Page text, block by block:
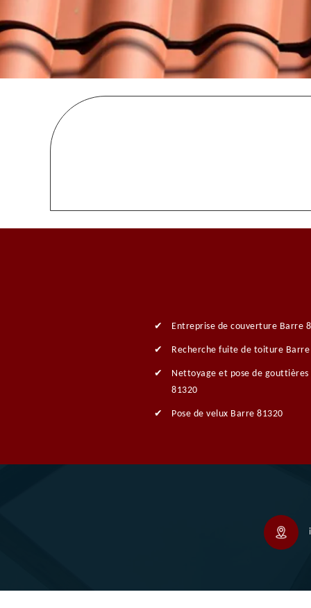
Entreprise de couverture Barre
Recherche fuite de toiture Barre
Nettoyage et pose de gouttières
81320
Pose de velux Barre 81320